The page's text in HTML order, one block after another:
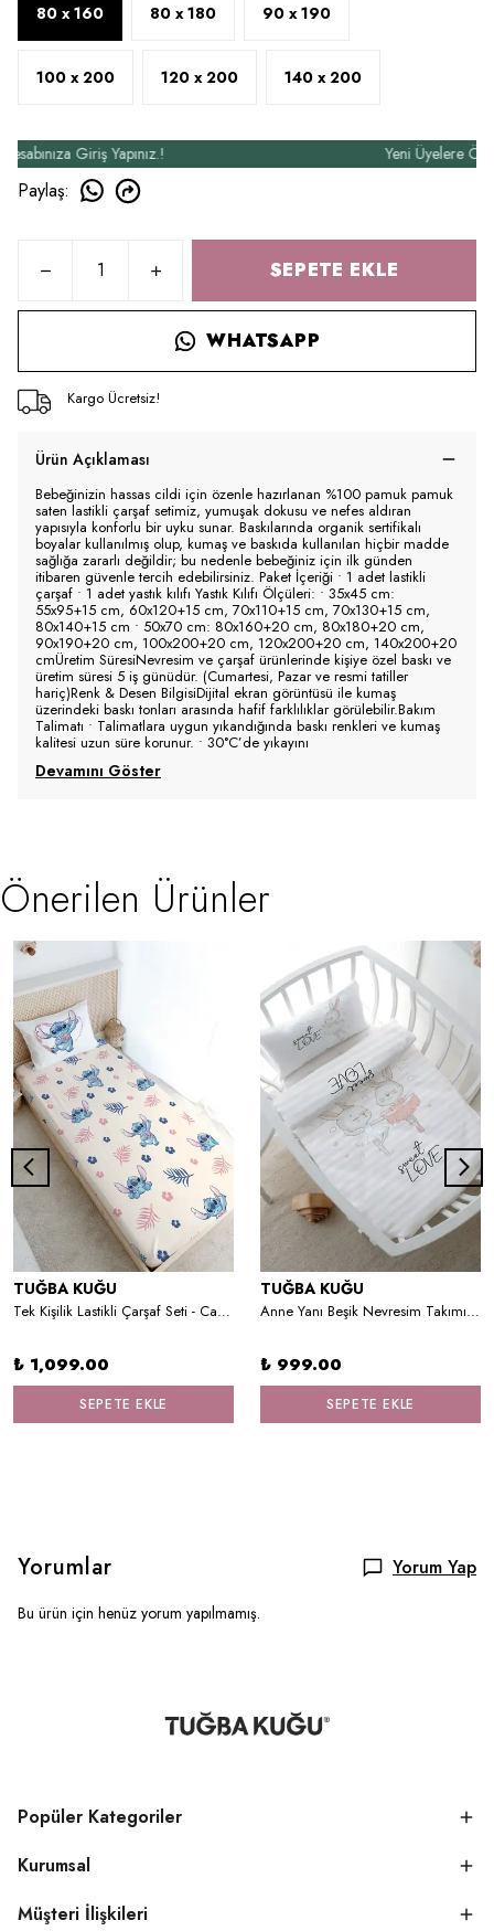
80 x 160 80 x 180 90 x 190
100 x 200 120 x 200 140 x 200
Giriş Yapınız.! Yeni Üyelere Özel
Paylaş:
SEPETE EKLE
WHATSAPP
Kargo Ücretsiz!
Ürün Açıklaması
Bebeğinizin hassas cildi için özenle hazırlanan %100 pamuk pamuk
saten lastikli çarşaf setimiz, yumuşak dokusu ve nefes aldıran
yapısıyla konforlu bir uyku sunar. Baskılarında organik sertifikalı
boyalar kullanılmış olup, kumaş ve baskıda kullanılan hiçbir madde
sağlığa zararlı değildir; bu nedenle bebeğiniz için ilk günden
itibaren güvenle tercih edebilirsiniz. Paket İçeriği • 1 adet lastikli
çarşaf • 1 adet yastık kılıfı Yastık Kılıfı Ölçüleri: • 35x45 cm:
55x95+15 cm, 60x120+15 cm, 70x110+15 cm, 70x130+15 cm,
80x140+15 cm • 50x70 cm: 80x160+20 cm, 80x180+20 cm,
90x190+20 cm, 100x200+20 cm, 120x200+20 cm, 140x200+20
cmÜretim SüresiNevresim ve çarşaf ürünlerinde kişiye özel baskı ve
üretim süresi 5 iş günüdür. (Cumartesi, Pazar ve resmi tatiller
hariç)Renk & Desen BilgisiDijital ekran görüntüsü ile kumaş
üzerindeki baskı tonları arasında hafif farklılıklar görülebilir.Bakım
Talimatı • Talimatlara uygun yıkandığında baskı renkleri ve kumaş
kalitesi uzun süre korunur. • 30°C’de yıkayını
Devamını Göster
Önerilen Ürünler
TUĞBA KUĞU
Tek Kişilik Lastikli Çarşaf Seti - Cartoon Serisi - Stitch
₺ 1,099.00
SEPETE EKLE
TUĞBA KUĞU
Anne Yanı Beşik Nevresim Takımı (60x100) - Iconic Serisi - Balerin Tavşanlar
₺ 999.00
SEPETE EKLE
Yorumlar Yorum Yap
Bu ürün için henüz yorum yapılmamış.
Popüler Kategoriler
Kurumsal
Müşteri İlişkileri